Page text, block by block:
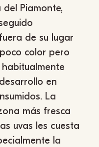
Piamonte,
de su lugar
color pero
en
La
más fresca
uvas les cuesta
la